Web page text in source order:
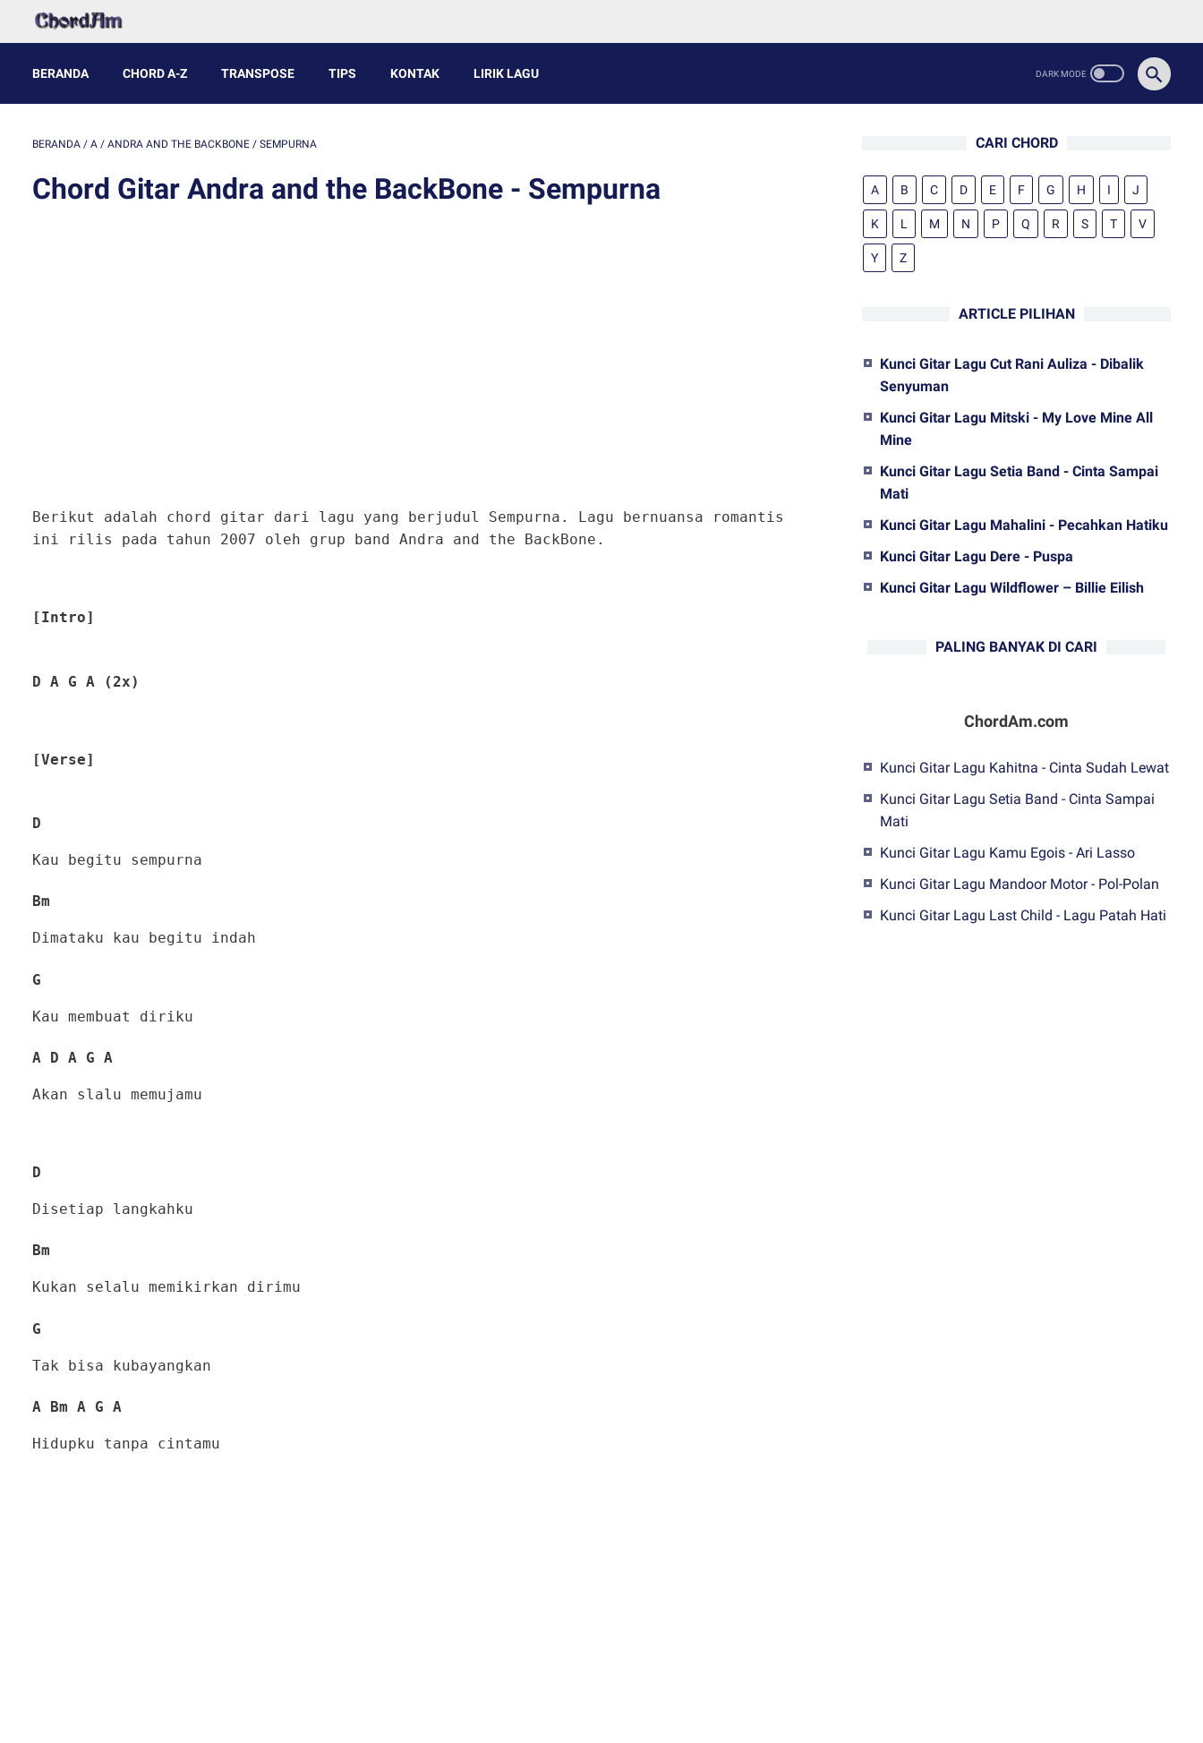
BERANDA CHORD A-Z TRANSPOSE TIPS KONTAK LIRIK LAGU
BERANDA / A / ANDRA AND THE BACKBONE / SEMPURNA
Chord Gitar Andra and the BackBone - Sempurna
Berikut adalah chord gitar dari lagu yang berjudul Sempurna. Lagu bernuansa romantis
ini rilis pada tahun 2007 oleh grup band Andra and the BackBone.
[Intro]
D A G A (2x)
[Verse]
D
Kau begitu sempurna
Bm
Dimataku kau begitu indah
G
Kau membuat diriku
A D A G A
Akan slalu memujamu
D
Disetiap langkahku
Bm
Kukan selalu memikirkan dirimu
G
Tak bisa kubayangkan
A Bm A G A
Hidupku tanpa cintamu
CARI CHORD
A B C D E F G H I J
K L M N P Q R S T V
Y Z
ARTICLE PILIHAN
Kunci Gitar Lagu Cut Rani Auliza - Dibalik
Senyuman
Kunci Gitar Lagu Mitski - My Love Mine All
Mine
Kunci Gitar Lagu Setia Band - Cinta Sampai
Mati
Kunci Gitar Lagu Mahalini - Pecahkan Hatiku
Kunci Gitar Lagu Dere - Puspa
Kunci Gitar Lagu Wildflower – Billie Eilish
PALING BANYAK DI CARI
ChordAm.com
Kunci Gitar Lagu Kahitna - Cinta Sudah Lewat
Kunci Gitar Lagu Setia Band - Cinta Sampai
Mati
Kunci Gitar Lagu Kamu Egois - Ari Lasso
Kunci Gitar Lagu Mandoor Motor - Pol-Polan
Kunci Gitar Lagu Last Child - Lagu Patah Hati